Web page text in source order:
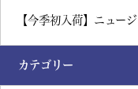
【今季初入荷】ニュー
カテゴリー